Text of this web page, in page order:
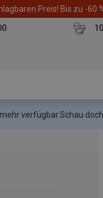
Reduzierte Outfits
verfügbar.Schau